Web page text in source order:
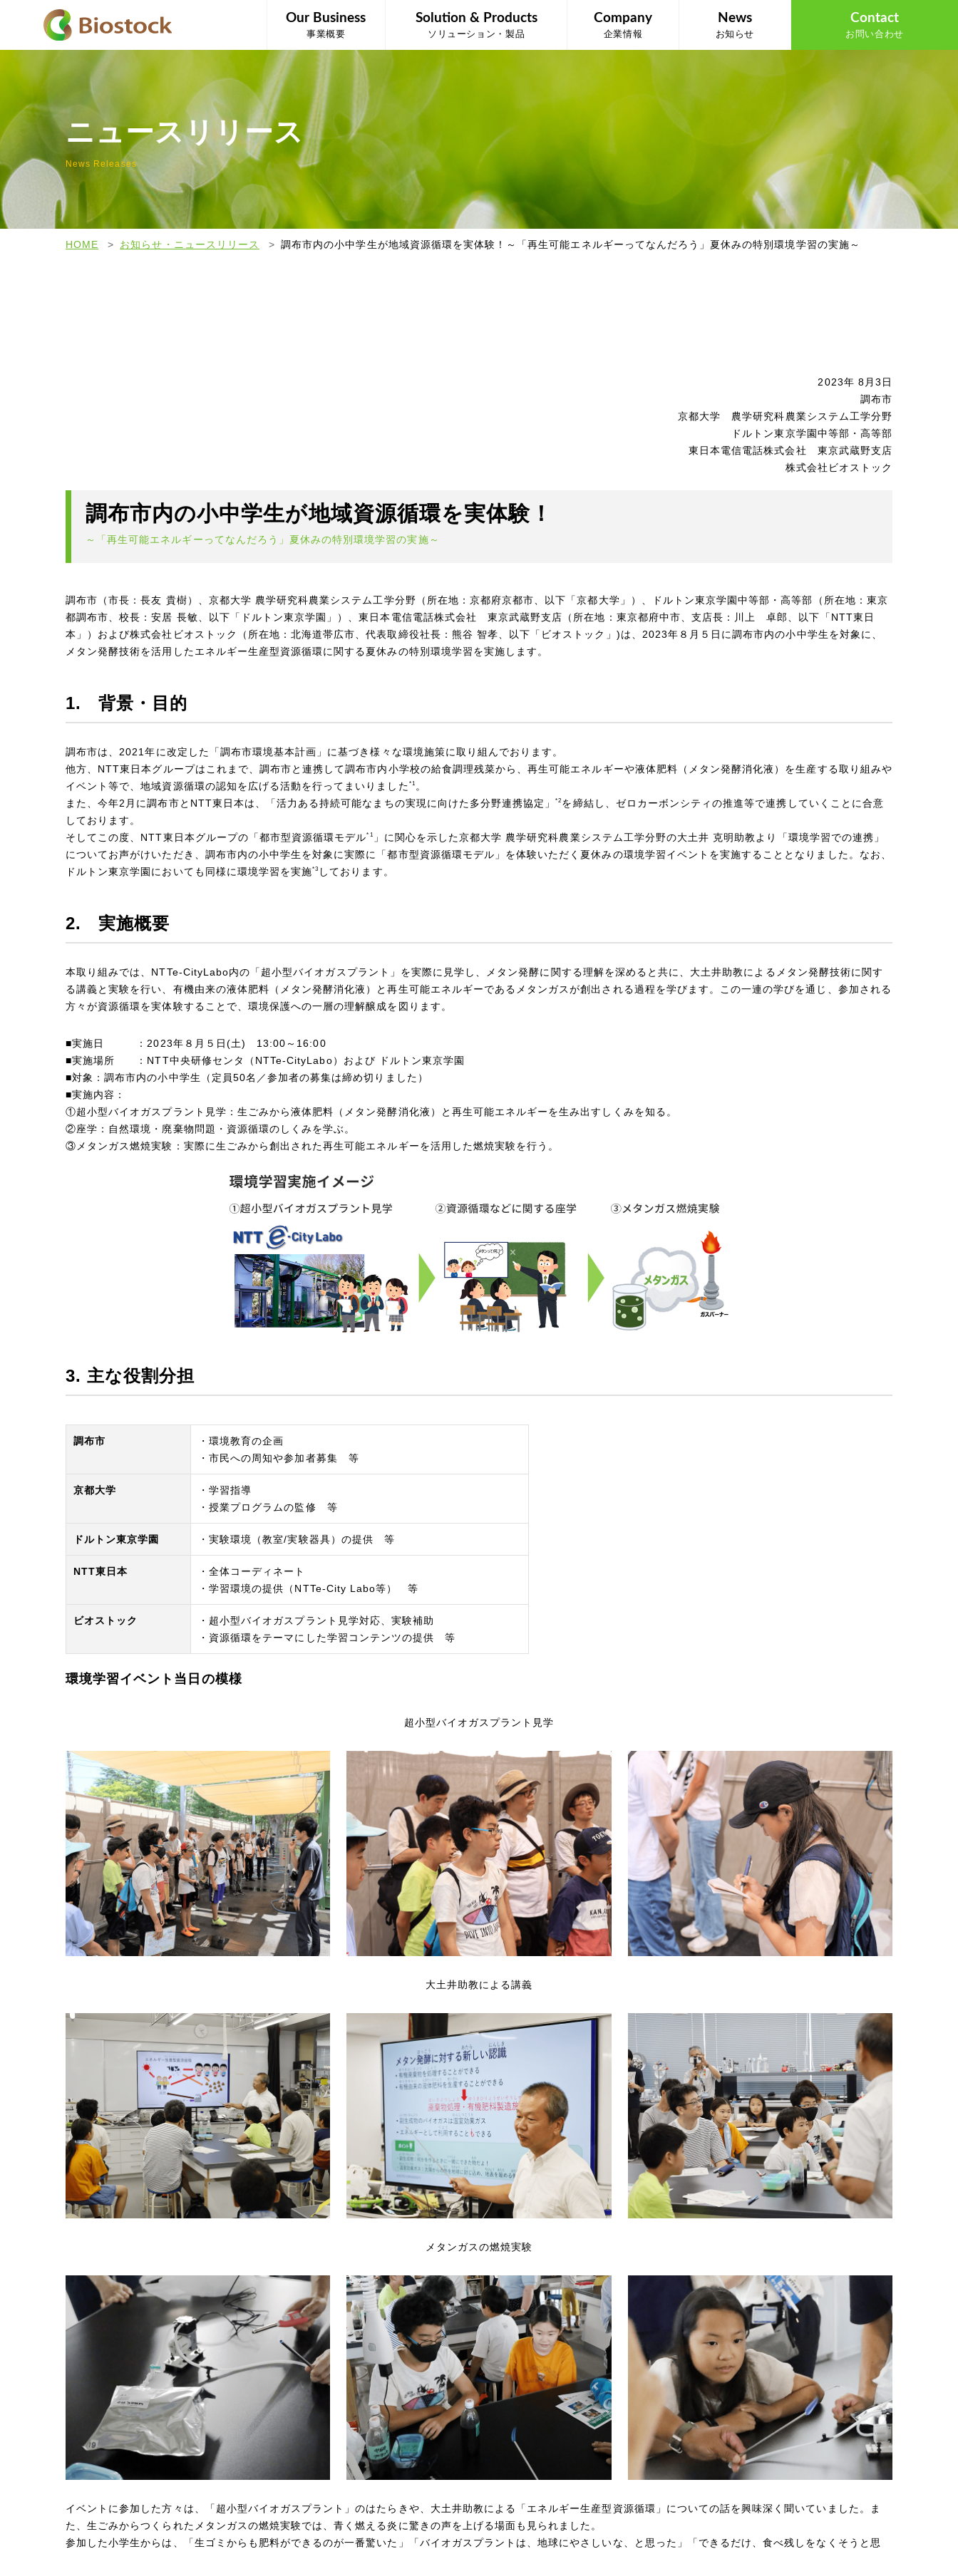
Our Business
事業概要
Solution & Products
ソリューション・製品
Company
企業情報
News
お知らせ
Contact
お問い合わせ
ニュースリリース
News Releases
HOME お知らせ・ニュースリリース 調布市内の小中学生が地域資源循環を実体験！～「再生可能エネルギーってなんだろう」夏休みの特別環境学習の実施～
2023年 8月3日
調布市
京都大学 農学研究科農業システム工学分野
ドルトン東京学園中等部・高等部
東日本電信電話株式会社 東京武蔵野支店
株式会社ビオストック
調布市内の小中学生が地域資源循環を実体験！
～「再生可能エネルギーってなんだろう」夏休みの特別環境学習の実施～
調布市（市長：長友 貴樹）、京都大学 農学研究科農業システム工学分野（所在地：京都府京都市、以下「京都大学」）、ドルトン東京学園中等部・高等部（所在地：東京
都調布市、校長：安居 長敏、以下「ドルトン東京学園」）、東日本電信電話株式会社 東京武蔵野支店（所在地：東京都府中市、支店長：川上 卓郎、以下「NTT東日
本」）および株式会社ビオストック（所在地：北海道帯広市、代表取締役社長：熊谷 智孝、以下「ビオストック」)は、2023年８月５日に調布市内の小中学生を対象に、
メタン発酵技術を活用したエネルギー生産型資源循環に関する夏休みの特別環境学習を実施します。
1. 背景・目的
調布市は、2021年に改定した「調布市環境基本計画」に基づき様々な環境施策に取り組んでおります。
他方、NTT東日本グループはこれまで、調布市と連携して調布市内小学校の給食調理残菜から、再生可能エネルギーや液体肥料（メタン発酵消化液）を生産する取り組みや
イベント等で、地域資源循環の認知を広げる活動を行ってまいりました *1 。
また、今年2月に調布市とNTT東日本は、「活力ある持続可能なまちの実現に向けた多分野連携協定」*2 を締結し、ゼロカーボンシティの推進等で連携していくことに合意
しております。
そしてこの度、NTT東日本グループの「都市型資源循環モデル*1 」に関心を示した京都大学 農学研究科農業システム工学分野の大土井 克明助教より「環境学習での連携」
についてお声がけいただき、調布市内の小中学生を対象に実際に「都市型資源循環モデル」を体験いただく夏休みの環境学習イベントを実施することとなりました。なお、
ドルトン東京学園においても同様に環境学習を実施*3 しております。
2. 実施概要
本取り組みでは、NTTe-CityLabo内の「超小型バイオガスプラント」を実際に見学し、メタン発酵に関する理解を深めると共に、大土井助教によるメタン発酵技術に関す
る講義と実験を行い、有機由来の液体肥料（メタン発酵消化液）と再生可能エネルギーであるメタンガスが創出される過程を学びます。この一連の学びを通じ、参加される
方々が資源循環を実体験することで、環境保護への一層の理解醸成を図ります。
■実施日 ：2023年８月５日(土) 13:00～16:00
■実施場所 ：NTT中央研修センタ（NTTe-CityLabo）および ドルトン東京学園
■対象：調布市内の小中学生（定員50名／参加者の募集は締め切りました）
■実施内容：
①超小型バイオガスプラント見学：生ごみから液体肥料（メタン発酵消化液）と再生可能エネルギーを生み出すしくみを知る。
②座学：自然環境・廃棄物問題・資源循環のしくみを学ぶ。
③メタンガス燃焼実験：実際に生ごみから創出された再生可能エネルギーを活用した燃焼実験を行う。
3. 主な役割分担
調布市
・環境教育の企画
・市民への周知や参加者募集 等
京都大学
・学習指導
・授業プログラムの監修 等
ドルトン東京学園 ・実験環境（教室/実験器具）の提供 等
NTT東日本
・全体コーディネート
・学習環境の提供（NTTe-City Labo等） 等
ビオストック
・超小型バイオガスプラント見学対応、実験補助
・資源循環をテーマにした学習コンテンツの提供 等
環境学習イベント当日の模様
超小型バイオガスプラント見学
大土井助教による講義
メタンガスの燃焼実験
イベントに参加した方々は、「超小型バイオガスプラント」のはたらきや、大土井助教による「エネルギー生産型資源循環」についての話を興味深く聞いていました。ま
た、生ごみからつくられたメタンガスの燃焼実験では、青く燃える炎に驚きの声を上げる場面も見られました。
参加した小学生からは、「生ゴミからも肥料ができるのが一番驚いた」「バイオガスプラントは、地球にやさしいな、と思った」「できるだけ、食べ残しをなくそうと思